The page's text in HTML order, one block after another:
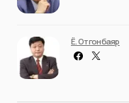
Ё. Отгонбаяр